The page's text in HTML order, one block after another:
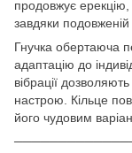
продовжує
завдяки подовженій
Гнучка обертаюча
адаптацію до
вібрації
настрою. Кільце
його чудовим